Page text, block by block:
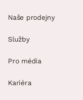
Naše prodejny
Služby
Pro média
Kariéra